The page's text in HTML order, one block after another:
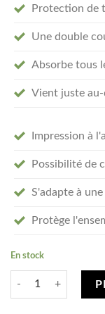
Protection de
Une double
Absorbe tous
Vient juste au-
Impression à
Possibilité de
S'adapte à
Protège
En stock
quantité de Créez